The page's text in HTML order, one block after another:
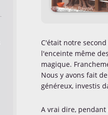
C'était notre
l'enceinte même
magique.
Nous y avons fait
généreux, investis
A vrai dire,